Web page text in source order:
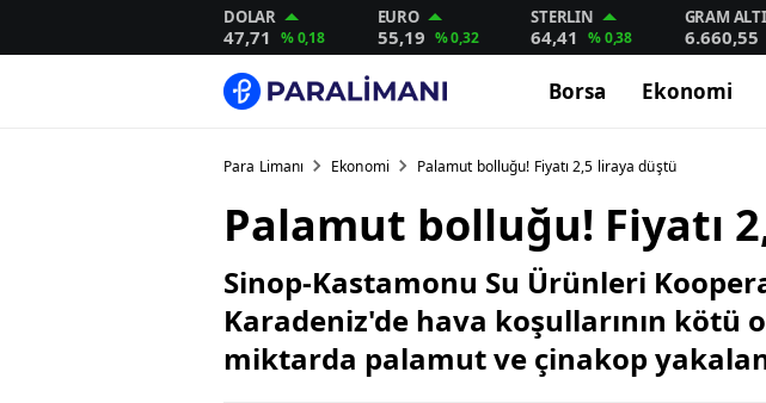
DOLAR
47,71 % 0,18
EURO
55,19 % 0,32
STERLIN
64,41 % 0,38
GRAM
6.660,55
Borsa Ekonomi
Para Limanı Ekonomi Palamut bolluğu! Fiyatı 2,5 liraya düştü
Palamut bolluğu! Fiyatı
Sinop-Kastamonu Su Ürünleri
Karadeniz'de hava koşullarının kötü
miktarda palamut ve çinakop